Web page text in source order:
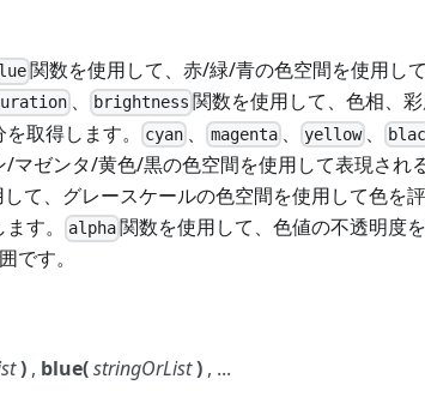
関数を使用して、赤/緑/青の色空間を使用し
、 brightness 関数を使用して、色相、
取得します。
cyan 、 magenta、 yellow 、
マゼンタ/黄色/黒の色空間を使用して表現され
て、グレースケールの色空間を使用して色を
す。
alpha 関数を使用して、色値の不透明度
です。
) , blue(stringOrList) , ...